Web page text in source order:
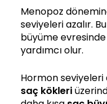
Menopoz
seviyeleri azalır.
büyüme
yardımcı olur.
Hormon
saç kökleri